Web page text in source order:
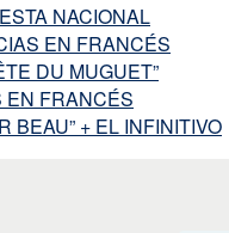
NACIONAL
EN FRANCÉS
DU MUGUET”
EN FRANCÉS
BEAU” + EL INFINITIVO